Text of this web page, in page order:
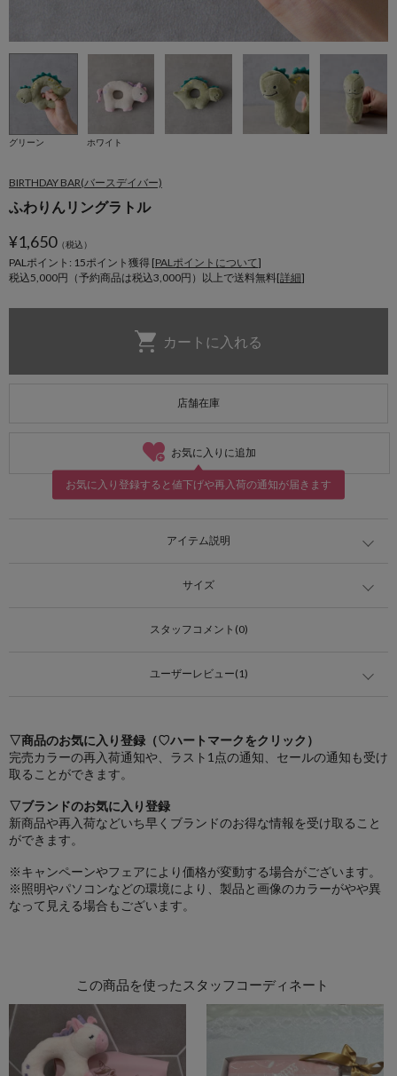
グリーン ホワイト
BIRTHDAY BAR(バースデイバー)
ふわりんリングラトル
¥1,650（税込）
PALポイント: 15ポイント獲得 [PALポイントについて]
税込5,000円（予約商品は税込3,000円）以上で送料無料[詳細]
店舗在庫
お気に入りに追加
お気に入り登録すると値下げや再入荷の通知が届きます
アイテム説明
サイズ
スタッフコメント(0)
ユーザーレビュー(1)
▽商品のお気に入り登録（♡ハートマークをクリック）
完売カラーの再入荷通知や、ラスト1点の通知、セールの通知も受け
取ることができます。
▽ブランドのお気に入り登録
新商品や再入荷などいち早くブランドのお得な情報を受け取ること
ができます。
※キャンペーンやフェアにより価格が変動する場合がございます。
※照明やパソコンなどの環境により、製品と画像のカラーがやや異
なって見える場合もございます。
この商品を使ったスタッフコーディネート